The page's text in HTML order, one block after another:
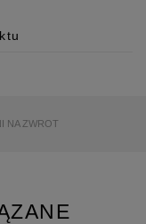
NA ZWROT